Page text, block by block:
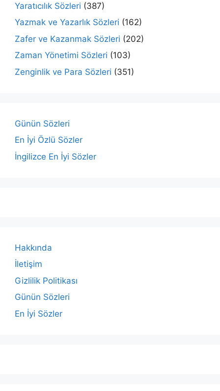
Yaratıcılık Sözleri (387)
Yazmak ve Yazarlık Sözleri (162)
Zafer ve Kazanmak Sözleri (202)
Zaman Yönetimi Sözleri (103)
Zenginlik ve Para Sözleri (351)
Günün Sözleri
En İyi Özlü Sözler
İngilizce En İyi Sözler
Hakkında
İletişim
Gizlilik Politikası
Günün Sözleri
En İyi Sözler